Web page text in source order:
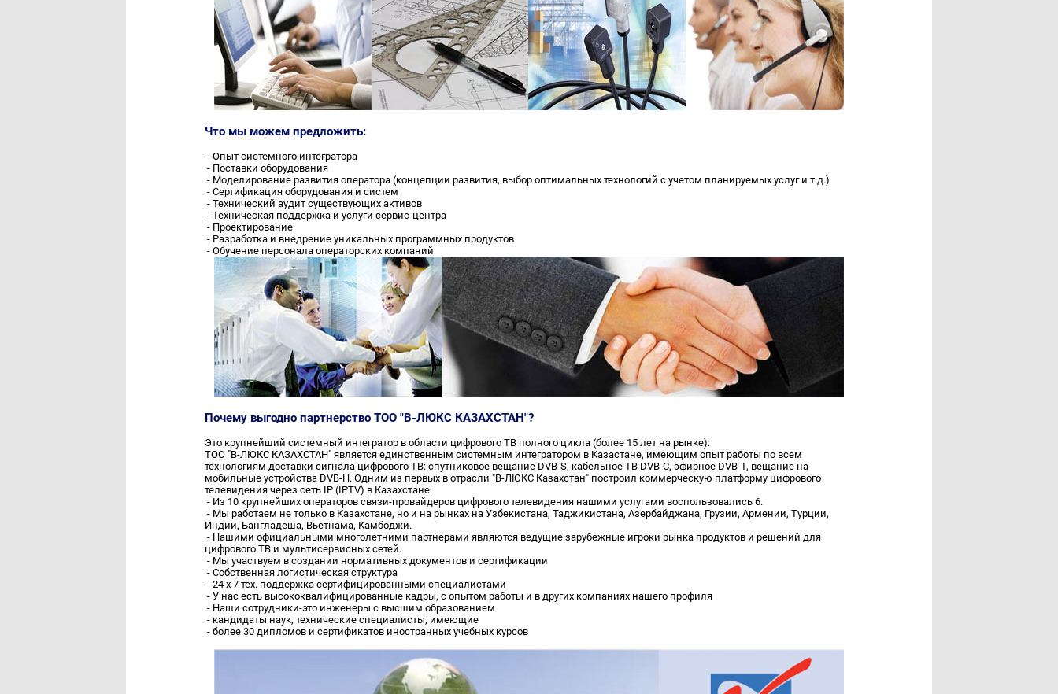
Что мы можем предложить:
- Опыт системного интегратора
- Поставки оборудования
- Моделирование развития оператора (концепции развития, выбор оптимальных технологий с учетом планируемых услуг и т.д.)
- Сертификация оборудования и систем
- Технический аудит существующих активов
- Техническая поддержка и услуги сервис-центра
- Проектирование
- Разработка и внедрение уникальных программных продуктов
- Обучение персонала операторских компаний
Почему выгодно партнерство ТОО "В-ЛЮКС КАЗАХСТАН"?
Это крупнейший системный интегратор в области цифрового ТВ полного цикла (более 15 лет на рынке):
ТОО "В-ЛЮКС КАЗАХСТАН" является единственным системным интегратором в Казастане, имеющим опыт работы по всем
технологиям доставки сигнала цифрового ТВ: спутниковое вещание DVB-S, кабельное ТВ DVB-C, эфирное DVB-T, вещание на
мобильные устройства DVB-H. Одним из первых в отрасли "В-ЛЮКС Казахстан" построил коммерческую платформу цифрового
телевидения через сеть IP (IPTV) в Казахстане.
- Из 10 крупнейших операторов связи-провайдеров цифрового телевидения нашими услугами воспользовались 6.
- Мы работаем не только в Казахстане, но и на рынках на Узбекистана, Таджикистана, Азербайджана, Грузии, Армении, Турции,
Индии, Бангладеша, Вьетнама, Камбоджи.
- Нашими официальными многолетними партнерами являются ведущие зарубежные игроки рынка продуктов и решений для
цифрового ТВ и мультисервисных сетей.
- Мы участвуем в создании нормативных документов и сертификации
- Собственная логистическая структура
- 24 х 7 тех. поддержка сертифицированными специалистами
- У нас есть высококвалифицированные кадры, с опытом работы и в других компаниях нашего профиля
- Наши сотрудники-это инженеры с высшим образованием
- кандидаты наук, технические специалисты, имеющие
- более 30 дипломов и сертификатов иностранных учебных курсов